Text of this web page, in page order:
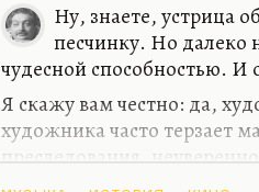
Ну, знаете, устрица
песчинку. Но далеко
чудесной способностью. И
Я скажу вам честно: да,
художника часто терзает
преследования,
— сей пытки творческого духа»